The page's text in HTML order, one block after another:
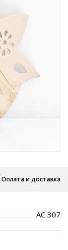
Оплата и доставка
AC 307